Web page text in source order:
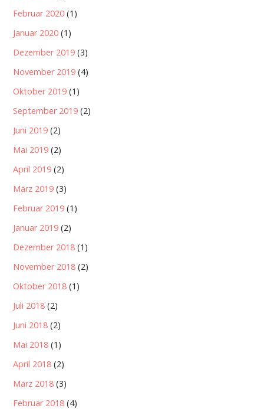
Februar 2020 (1)
Januar 2020 (1)
Dezember 2019 (3)
November 2019 (4)
Oktober 2019 (1)
September 2019 (2)
Juni 2019 (2)
Mai 2019 (2)
April 2019 (2)
März 2019 (3)
Februar 2019 (1)
Januar 2019 (2)
Dezember 2018 (1)
November 2018 (2)
Oktober 2018 (1)
Juli 2018 (2)
Juni 2018 (2)
Mai 2018 (1)
April 2018 (2)
März 2018 (3)
Februar 2018 (4)